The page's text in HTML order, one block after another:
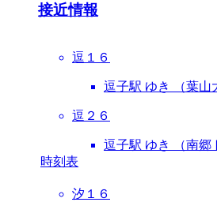
接近情報
逗１６
逗子駅 ゆき （葉山
逗２６
逗子駅 ゆき （南郷
時刻表
汐１６